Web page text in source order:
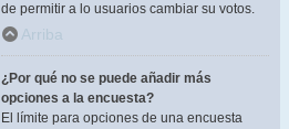
de permitir a lo usuarios cambiar su votos.
Arriba
¿Por qué no se puede añadir más
opciones a la encuesta?
El límite para opciones de una encuesta